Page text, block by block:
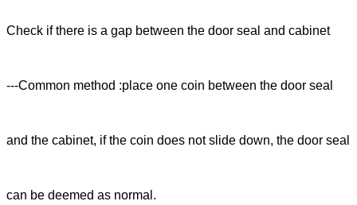
Check if there is a gap between the door seal and cabinet
---Common method :place one coin between the door seal
and the cabinet, if the coin does not slide down, the door seal
can be deemed as normal.